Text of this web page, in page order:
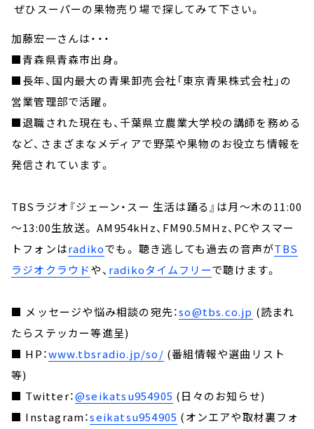
ぜひスーパーの果物売り場で探してみて下さい。
加藤宏一さんは・・・
■青森県青森市出身。
■長年、国内最大の青果卸売会社「東京青果株式会社」の
営業管理部で活躍。
■退職された現在も、千葉県立農業大学校の講師を務める
など、さまざまなメディアで野菜や果物のお役立ち情報を
発信されています。
TBSラジオ『ジェーン・スー 生活は踊る』は月～木の11:00
～13:00生放送。 AM954kHz、FM90.5MHz、PCやスマー
トフォンはradikoでも。 聴き逃しても過去の音声がTBS
ラジオクラウドや、 radikoタイムフリーで聴けます。
■ メッセージや悩み相談の宛先：so@tbs.co.jp (読まれ
たらステッカー等進呈)
■ HP：www.tbsradio.jp/so/ (番組情報や選曲リスト
等)
■ Twitter：@seikatsu954905 (日々のお知らせ)
■ Instagram：seikatsu954905 (オンエアや取材裏フォ